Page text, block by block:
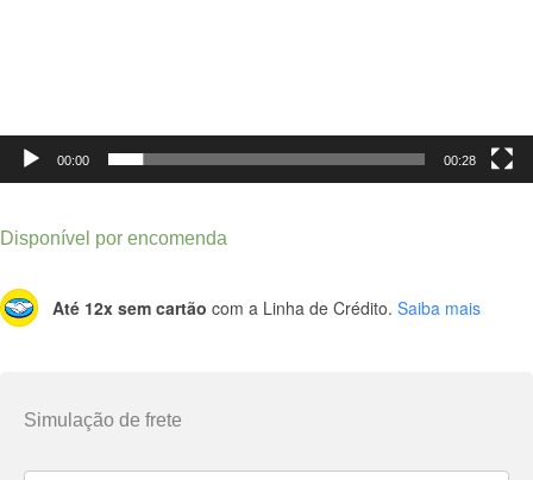
00:00 00:28
Disponível por encomenda
Até 12x sem cartão com a Linha de Crédito. Saiba mais
Simulação de frete